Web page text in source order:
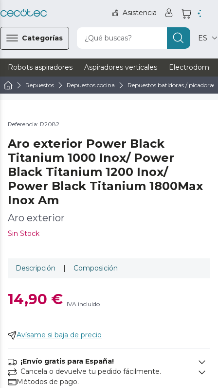
Asistencia
Categorías ¿Qué buscas? ES
Robots aspiradores Aspiradores verticales
Repuestos Repuestos cocina Repuestos batidoras / picadoras
Referencia: R2082
Aro exterior Power Black
Titanium 1000 Inox/ Power
Black Titanium 1200 Inox/
Power Black Titanium 1800Max
Inox Am
Aro exterior
Sin Stock
Descripción | Composición
14,90 € IVA incluido
Avísame si baja de precio
¡Envío gratis para España!
Cancela o devuelve tu pedido fácilmente.
Métodos de pago.